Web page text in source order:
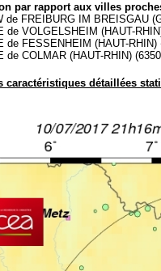
par rapport aux villes
de FREIBURG IM BREISGAU
de VOLGELSHEIM (HAUT-
de FESSENHEIM (HAUT-RHIN)
de COLMAR (HAUT-RHIN)
caractéristiques détaillées